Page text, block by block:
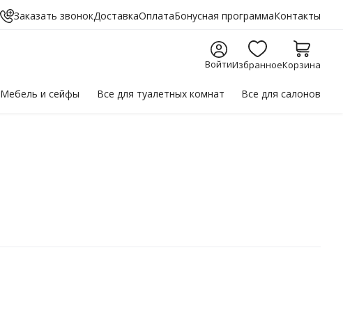
Заказать звонокДоставкаОплатаБонусная программаКонтакты
ВойтиИзбранноеКорзина
Мебельи сейфы Все для туалетных комнат Все для салонов